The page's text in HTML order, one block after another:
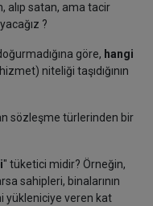
alıp satan, ama tacir
?
göre, hangi
niteliği taşıdığının
sözleşme türlerinden bir
" tüketici midir? Örneğin,
sahipleri, binalarının
yükleniciye veren kat